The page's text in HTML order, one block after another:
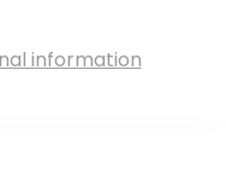
information